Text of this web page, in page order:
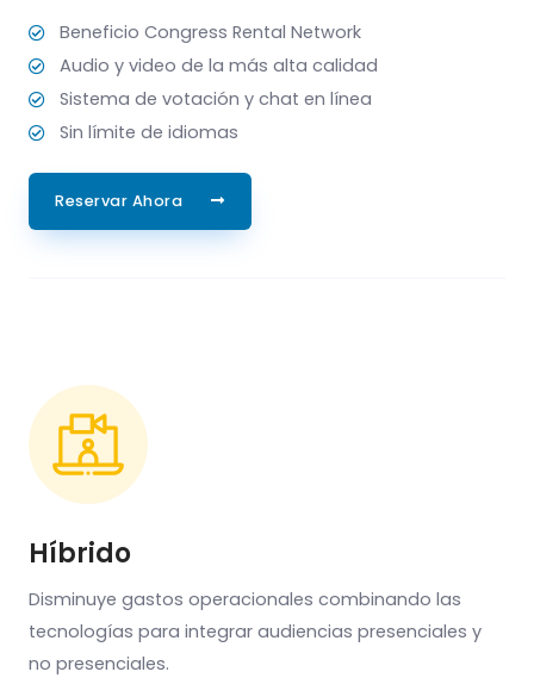
Beneficio Congress Rental Network
Audio y video de la más alta calidad
Sistema de votación y chat en línea
Sin límite de idiomas
Reservar Ahora
Híbrido
Disminuye gastos operacionales combinando las
tecnologías para integrar audiencias presenciales y
no presenciales.